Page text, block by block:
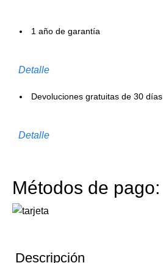
1 año de garantía
Detalle
Devoluciones gratuitas de 30 días
Detalle
Métodos de pago:
Descripción